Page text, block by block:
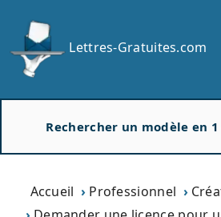
Lettres-Gratuites.com
Accueil Professionnel